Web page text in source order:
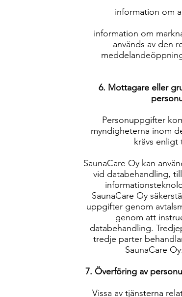
information om
information om
används av den
6. Mottagare eller
Personuppgifter
myndigheterna inom
krävs enligt
SaunaCare Oy kan
vid databehandling,
SaunaCare Oy
uppgifter genom
genom att
databehandling.
tredje parter
SaunaCare
7. Överföring av
Vissa av tjänsterna